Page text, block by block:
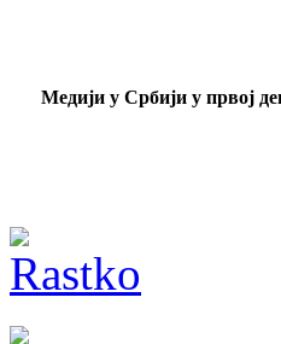
Mедији у Србији у првој